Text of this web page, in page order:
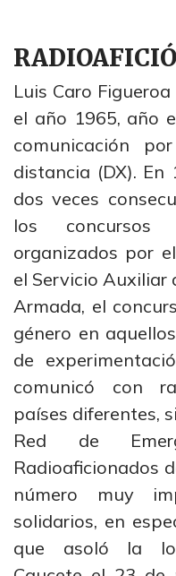
Luis Caro
el año 1965, año
comunicación
distancia (DX).
dos veces
los concursos
organizados por
el Servicio Auxiliar
Armada, el
género en
de
comunicó con
países diferentes,
Red de
Radioaficionados
número muy
solidarios, en
que asoló la